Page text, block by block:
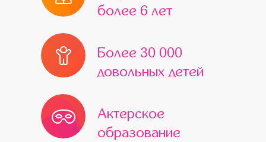
более 6 лет
Более 30 000
довольных детей
Актерское
образование